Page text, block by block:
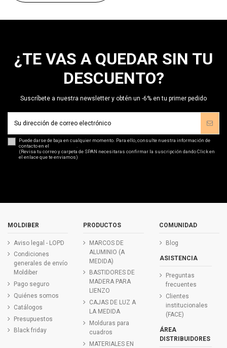
¿TE VAS A QUEDAR SIN TU
DESCUENTO?
Suscríbete a nuestra newsletter y obtén un -6% en tu primer pedido
Puede darse de baja en cualquier momento. Para ello, consulte nuestra información de
contacto en el
(Revisa tu correo y carpeta de SPAN necesitaras confirmar la suscripción dando Click en
el enlace que te enviamos)
MOLDIBER
Aviso legal - LOPD
Condiciones
generales de envío
Moldiber
Pago seguro
Quiénes somos
Catálogos
Presupuestos
Black friday
PRODUCTOS
MARCOS DE
ALUMINIO (A
MEDIDA)
BASTIDORES DE
MADERA PARA
LIENZO
CAJAS DE LUZ A
LA MEDIDA
Molduras para
cuadros
MATERIALES EN
COMUNIDAD
Blog
ASISTENCIA
Preguntas
frecuentes
Clientes
institucionales
(FACE)
ÁREA
DISTRIBUIDORES